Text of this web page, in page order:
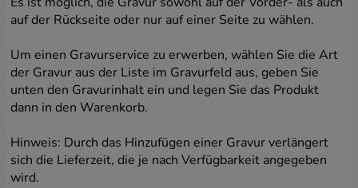
auf der Rückseite oder nur auf einer Seite zu wählen.
Um einen Gravurservice zu erwerben, wählen Sie die Art
der Gravur aus der Liste im Gravurfeld aus, geben Sie
unten den Gravurinhalt ein und legen Sie das Produkt
dann in den Warenkorb.
Hinweis: Durch das Hinzufügen einer Gravur verlängert
sich die Lieferzeit, die je nach Verfügbarkeit angegeben
wird.